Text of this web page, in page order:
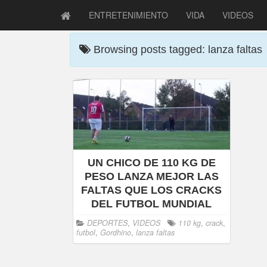
ENTRETENIMIENTO VIDA VIDEOS
Browsing posts tagged: lanza faltas
UN CHICO DE 110 KG DE
PESO LANZA MEJOR LAS
FALTAS QUE LOS CRACKS
DEL FUTBOL MUNDIAL
DEPORTES, VIDEOS 110 kg, crack,
futbol, Gordhino, lanza faltas